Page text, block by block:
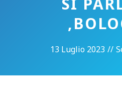
13 Luglio 2023 //